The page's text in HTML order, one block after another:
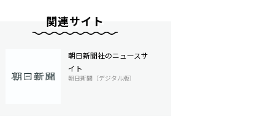
関連サイト
朝日新聞社のニュースサ
イト
朝日新聞（デジタル版）